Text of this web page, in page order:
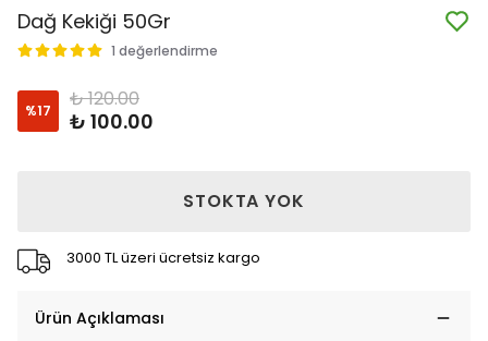
Dağ Kekiği 50Gr
1 değerlendirme
%17 ₺ 120.00
₺ 100.00
STOKTA YOK
3000 TL üzeri ücretsiz kargo
Ürün Açıklaması